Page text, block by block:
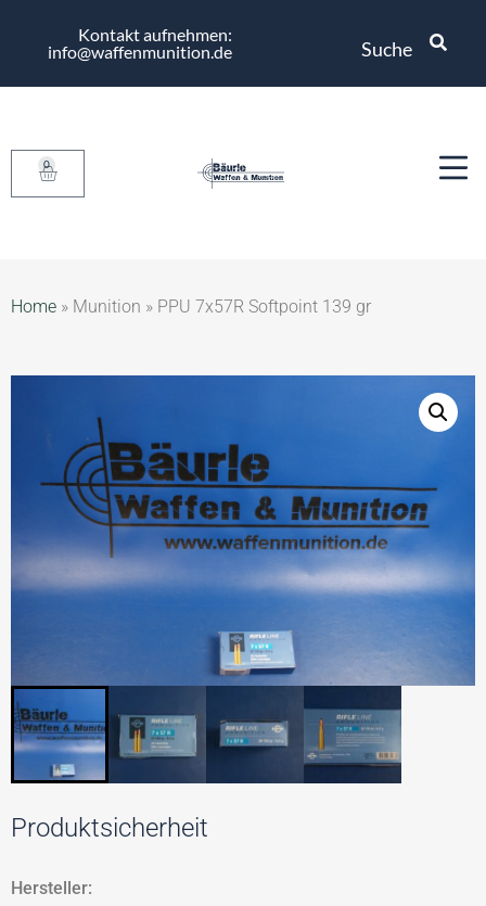
Kontakt aufnehmen:
info@waffenmunition.de
Suche
0
Home » Munition » PPU 7x57R Softpoint 139 gr
Produktsicherheit
Hersteller: